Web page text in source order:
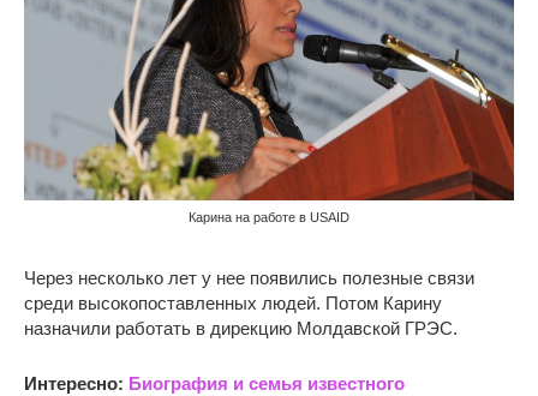
Карина на работе в USAID
Через несколько лет у нее появились полезные связи
среди высокопоставленных людей. Потом Карину
назначили работать в дирекцию Молдавской ГРЭС.
Интересно: Биография и семья известного